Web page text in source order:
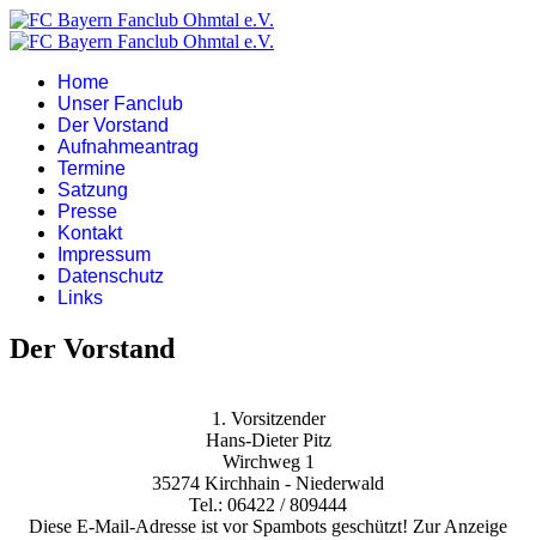
Home
Unser Fanclub
Der Vorstand
Aufnahmeantrag
Termine
Satzung
Presse
Kontakt
Impressum
Datenschutz
Links
Der Vorstand
1. Vorsitzender
Hans-Dieter Pitz
Wirchweg 1
35274 Kirchhain - Niederwald
Tel.: 06422 / 809444
Diese E-Mail-Adresse ist vor Spambots geschützt! Zur Anzeige